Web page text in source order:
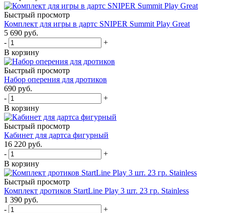
Быстрый просмотр
Комплект для игры в дартс SNIPER Summit Play Great
5 690 руб.
-
+
В корзину
Быстрый просмотр
Набор оперения для дротиков
690 руб.
-
+
В корзину
Быстрый просмотр
Кабинет для дартса фигурный
16 220 руб.
-
+
В корзину
Быстрый просмотр
Комплект дротиков StartLine Play 3 шт. 23 гр. Stainless
1 390 руб.
-
+